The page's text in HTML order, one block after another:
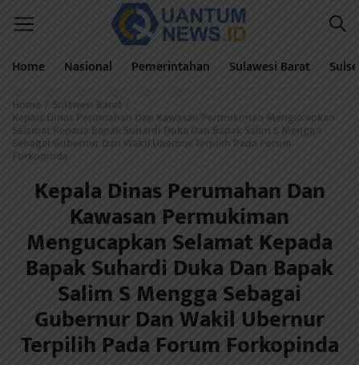
Home Nasional Pemerintahan Sulawesi Barat
Home / Sulawesi Barat /
Kepala Dinas Perumahan Dan Kawasan Permukiman Mengucapkan
Selamat Kepada Bapak Suhardi Duka Dan Bapak Salim S Mengga
Sebagai Gubernur Dan Wakil Ubernur Terpilih Pada Forum
Forkopinda
Kepala Dinas Perumahan Dan
Kawasan Permukiman
Mengucapkan Selamat Kepada
Bapak Suhardi Duka Dan Bapak
Salim S Mengga Sebagai
Gubernur Dan Wakil Ubernur
Terpilih Pada Forum Forkopinda